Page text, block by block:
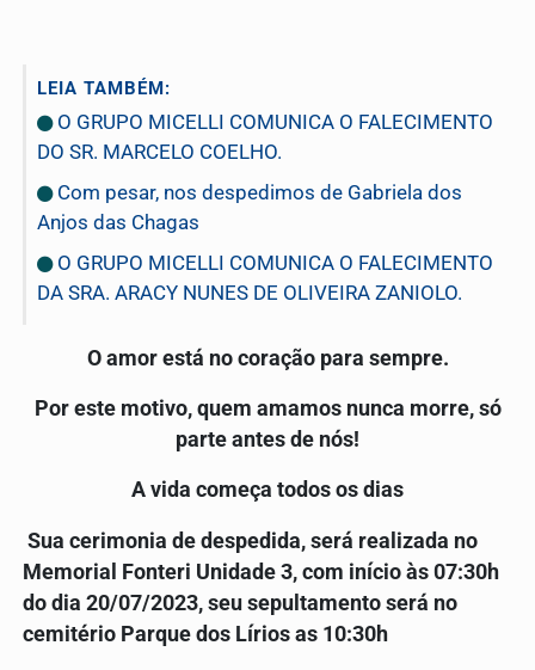
LEIA TAMBÉM:
O GRUPO MICELLI COMUNICA O FALECIMENTO
DO SR. MARCELO COELHO.
Com pesar, nos despedimos de Gabriela dos
Anjos das Chagas
O GRUPO MICELLI COMUNICA O FALECIMENTO
DA SRA. ARACY NUNES DE OLIVEIRA ZANIOLO.
O amor está no coração para sempre.
Por este motivo, quem amamos nunca morre, só
parte antes de nós!
A vida começa todos os dias
Sua cerimonia de despedida, será realizada no
Memorial Fonteri Unidade 3, com início às 07:30h
do dia 20/07/2023, seu sepultamento será no
cemitério Parque dos Lírios as 10:30h